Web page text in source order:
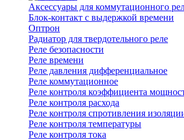
Аксессуары для коммутационного
Блок-контакт с выдержкой времени
Оптрон
Радиатор для твердотельного реле
Реле безопасности
Реле времени
Реле давления дифференциальное
Реле коммутационное
Реле контроля коэффициента
Реле контроля расхода
Реле контроля спротивления
Реле контроля температуры
Реле контроля тока